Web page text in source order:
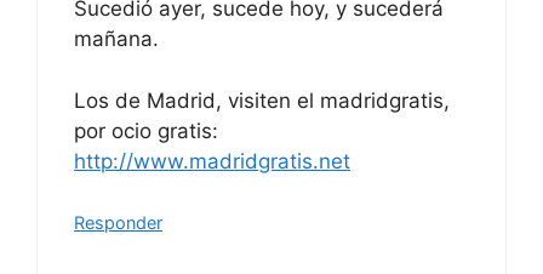
Sucedió ayer, sucede hoy, y sucederá
mañana.
Los de Madrid, visiten el madridgratis,
por ocio gratis:
http://www.madridgratis.net
Responder